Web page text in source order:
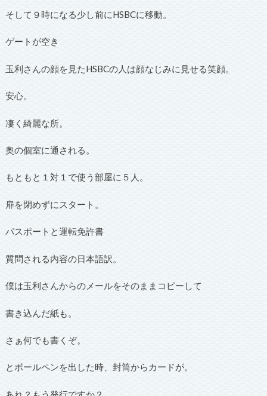
そして９時になる少し前にHSBCに移動。
ゲートが空き
玉利さんの顔を見たHSBCの人は顔なじみに見せる笑顔。
安心。
凄く綺麗な所。
奥の個室に通される。
もともと１対１で使う部屋に５人。
扉を閉めずにスタート。
パスポートと運転免許書
質問される内容の日本語訳。
僕は玉利さんからのメールをそのままコピーして
書き込んだ紙も。
さぁ何でも書くぞ。
とボールペンを出した時、封筒からカードが。